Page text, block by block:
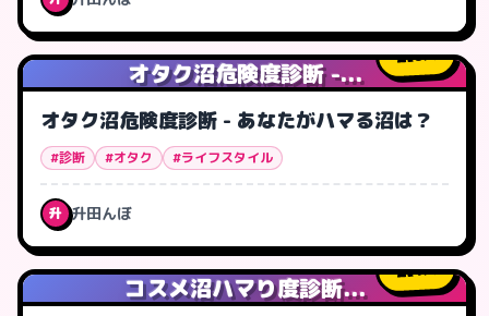
オタク沼危険度診断 -...
0人
オタク沼危険度診断 - あなたがハマる沼は？
#診断 #オタク #ライフスタイル
升 升田んぼ
コスメ沼ハマり度診断...
1人